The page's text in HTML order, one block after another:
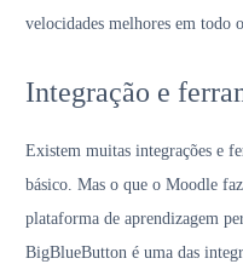
velocidades melhores em todo
Integração e
Existem muitas integrações e
básico. Mas o que o Moodle
plataforma de aprendizagem
BigBlueButton é uma das